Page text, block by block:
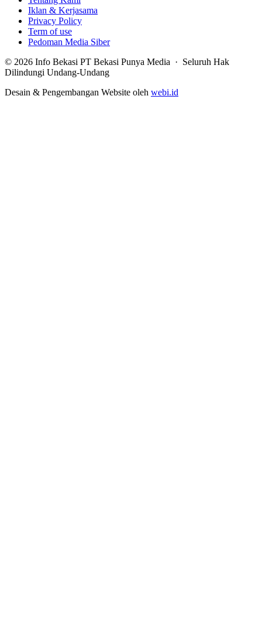
Iklan & Kerjasama
Privacy Policy
Term of use
Pedoman Media Siber
© 2026 Info Bekasi PT Bekasi Punya Media · Seluruh Hak
Dilindungi Undang-Undang
Desain & Pengembangan Website oleh webi.id